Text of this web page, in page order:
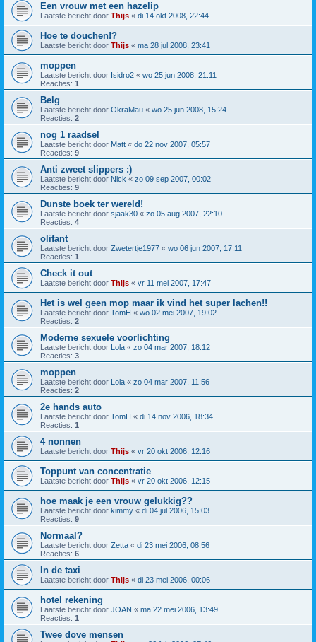
Een vrouw met een hazelip
Laatste bericht door Thijs « di 14 okt 2008, 22:44
Hoe te douchen!?
Laatste bericht door Thijs « ma 28 jul 2008, 23:41
moppen
Laatste bericht door Isidro2 « wo 25 jun 2008, 21:11
Reacties: 1
Belg
Laatste bericht door OkraMau « wo 25 jun 2008, 15:24
Reacties: 2
nog 1 raadsel
Laatste bericht door Matt « do 22 nov 2007, 05:57
Reacties: 9
Anti zweet slippers :)
Laatste bericht door Nick « zo 09 sep 2007, 00:02
Reacties: 9
Dunste boek ter wereld!
Laatste bericht door sjaak30 « zo 05 aug 2007, 22:10
Reacties: 4
olifant
Laatste bericht door Zwetertje1977 « wo 06 jun 2007, 17:11
Reacties: 1
Check it out
Laatste bericht door Thijs « vr 11 mei 2007, 17:47
Het is wel geen mop maar ik vind het super lachen!!
Laatste bericht door TomH « wo 02 mei 2007, 19:02
Reacties: 2
Moderne sexuele voorlichting
Laatste bericht door Lola « zo 04 mar 2007, 18:12
Reacties: 3
moppen
Laatste bericht door Lola « zo 04 mar 2007, 11:56
Reacties: 2
2e hands auto
Laatste bericht door TomH « di 14 nov 2006, 18:34
Reacties: 1
4 nonnen
Laatste bericht door Thijs « vr 20 okt 2006, 12:16
Toppunt van concentratie
Laatste bericht door Thijs « vr 20 okt 2006, 12:15
hoe maak je een vrouw gelukkig??
Laatste bericht door kimmy « di 04 jul 2006, 15:03
Reacties: 9
Normaal?
Laatste bericht door Zetta « di 23 mei 2006, 08:56
Reacties: 6
In de taxi
Laatste bericht door Thijs « di 23 mei 2006, 00:06
hotel rekening
Laatste bericht door JOAN « ma 22 mei 2006, 13:49
Reacties: 1
Twee dove mensen